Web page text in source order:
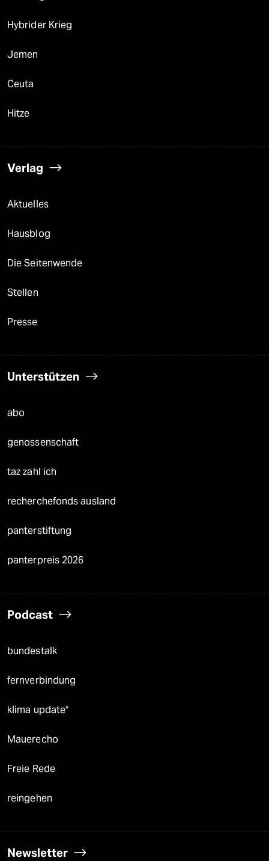
Hybrider Krieg
Jemen
Ceuta
Hitze
Verlag
Aktuelles
Hausblog
Die Seitenwende
Stellen
Presse
Unterstützen
abo
genossenschaft
taz zahl ich
recherchefonds ausland
panterstiftung
panterpreis 2026
Podcast
bundestalk
fernverbindung
klima update°
Mauerecho
Freie Rede
reingehen
Newsletter